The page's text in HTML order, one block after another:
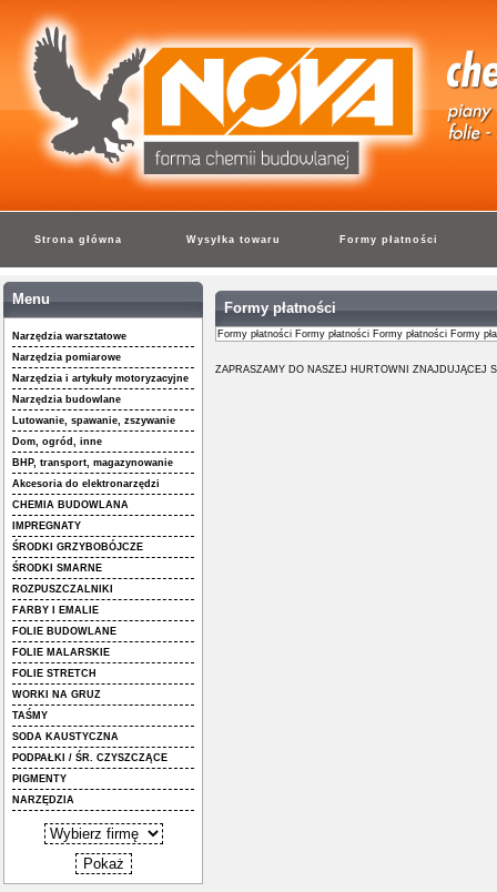
Strona główna Wysyłka towaru Formy płatności
Menu
Narzędzia warsztatowe
Narzędzia pomiarowe
Narzędzia i artykuły motoryzacyjne
Narzędzia budowlane
Lutowanie, spawanie, zszywanie
Dom, ogród, inne
BHP, transport, magazynowanie
Akcesoria do elektronarzędzi
CHEMIA BUDOWLANA
IMPREGNATY
ŚRODKI GRZYBOBÓJCZE
ŚRODKI SMARNE
ROZPUSZCZALNIKI
FARBY I EMALIE
FOLIE BUDOWLANE
FOLIE MALARSKIE
FOLIE STRETCH
WORKI NA GRUZ
TAŚMY
SODA KAUSTYCZNA
PODPAŁKI / ŚR. CZYSZCZĄCE
PIGMENTY
NARZĘDZIA
Formy płatności
Formy płatności Formy płatności Formy płatności Formy
ZAPRASZAMY DO NASZEJ HURTOWNI ZNAJDUJĄCEJ